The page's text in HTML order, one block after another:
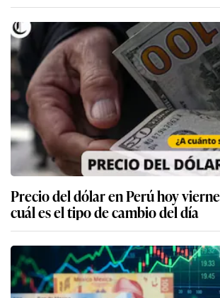
Precio del dólar en Perú hoy
cuál es el tipo de cambio del día